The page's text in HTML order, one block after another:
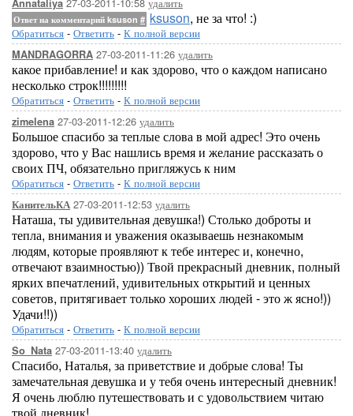
Annataliya
Ответ на комментарий ksuson # ksuson, не за что! :)
Обратиться - Ответить - К полной версии
MANDRAGORRA 27-03-2011-11:26 удалить
какое прибавление! и как здорово, что о каждом написано
несколько строк!!!!!!!!!
Обратиться - Ответить - К полной версии
zimelena 27-03-2011-12:26 удалить
Большое спасибо за теплые слова в мой адрес! Это очень
здорово, что у Вас нашлись время и желание рассказать о
своих ПЧ, обязательно пригляжусь к ним
Обратиться - Ответить - К полной версии
КанительКА 27-03-2011-12:53 удалить
Наташа, ты удивительная девушка!) Столько доброты и
тепла, внимания и уважения оказываешь незнакомым
людям, которые проявляют к тебе интерес и, конечно,
отвечают взаимностью)) Твой прекрасный дневник, полный
ярких впечатлений, удивительных открытий и ценных
советов, притягивает только хороших людей - это ж ясно!))
Удачи!!))
Обратиться - Ответить - К полной версии
So_Nata 27-03-2011-13:40 удалить
Спасибо, Наталья, за приветствие и добрые слова! Ты
замечательная девушка и у тебя очень интересный дневник!
Я очень люблю путешествовать и с удовольствием читаю